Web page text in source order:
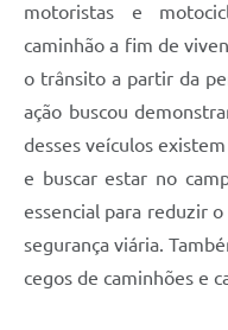
motoristas e
caminhão a fim de
o trânsito a partir da
ação buscou
desses veículos
e buscar estar no
essencial para reduzir
segurança viária.
cegos de caminhões e